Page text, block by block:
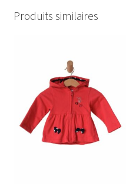
Produits similaires